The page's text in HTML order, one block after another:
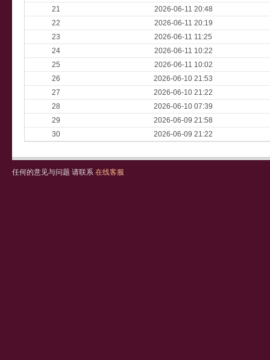
21
2026-06-11 20:48
22
2026-06-11 20:19
23
2026-06-11 11:25
24
2026-06-11 10:22
25
2026-06-11 10:02
26
2026-06-10 21:53
27
2026-06-10 21:22
28
2026-06-10 07:39
29
2026-06-09 21:58
30
2026-06-09 21:22
任何的意见与问题 请联系 在线客服